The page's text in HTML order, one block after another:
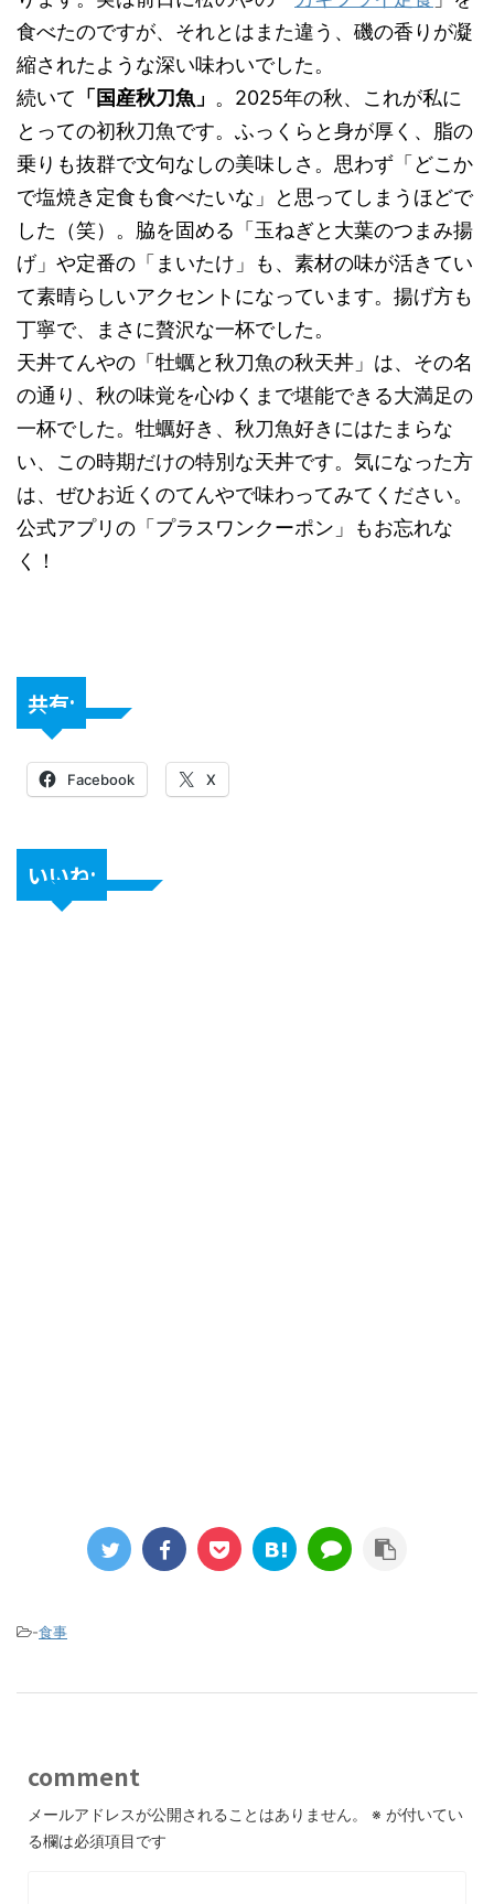
食べたのですが、それとはまた違う、磯の香りが凝
縮されたような深い味わいでした。
続いて 「国産秋刀魚」 。2025年の秋、これが私に
とっての初秋刀魚です。ふっくらと身が厚く、脂の
乗りも抜群で文句なしの美味しさ。思わず「どこか
で塩焼き定食も食べたいな」と思ってしまうほどで
した（笑）。脇を固める「玉ねぎと大葉のつまみ揚
げ」や定番の「まいたけ」も、素材の味が活きてい
て素晴らしいアクセントになっています。揚げ方も
丁寧で、まさに贅沢な一杯でした。
天丼てんやの「牡蠣と秋刀魚の秋天丼」は、その名
の通り、秋の味覚を心ゆくまで堪能できる大満足の
一杯でした。牡蠣好き、秋刀魚好きにはたまらな
い、この時期だけの特別な天丼です。気になった方
は、ぜひお近くのてんやで味わってみてください。
公式アプリの「プラスワンクーポン」もお忘れな
く！
共有:
Facebook X
いいね:
-食事
comment
メールアドレスが公開されることはありません。 ※ が付いてい
る欄は必須項目です